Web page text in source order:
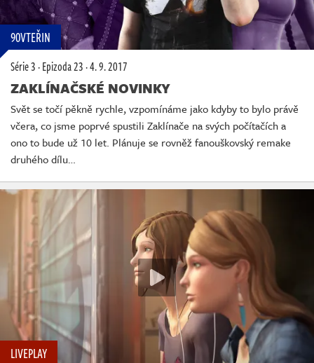
90VTEŘIN
Série 3·Epizoda 23·4. 9. 2017
ZAKLÍNAČSKÉ NOVINKY
Svět se točí pěkně rychle, vzpomínáme jako kdyby to bylo právě
včera, co jsme poprvé spustili Zaklínače na svých počítačích a
ono to bude už 10 let. Plánuje se rovněž fanouškovský remake
druhého dílu…
LIVEPLAY